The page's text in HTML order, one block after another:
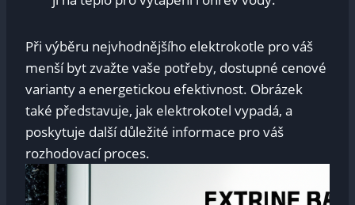
Při výběru nejvhodnějšího elektrokotle pro váš
menší byt zvažte vaše potřeby, dostupné cenové
varianty a energetickou efektivnost. Obrázek
také představuje, jak elektrokotel vypadá, a
poskytuje další důležité informace pro váš
rozhodovací proces.